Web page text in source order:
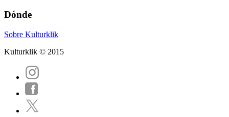
Dónde
Sobre Kulturklik
Kulturklik © 2015